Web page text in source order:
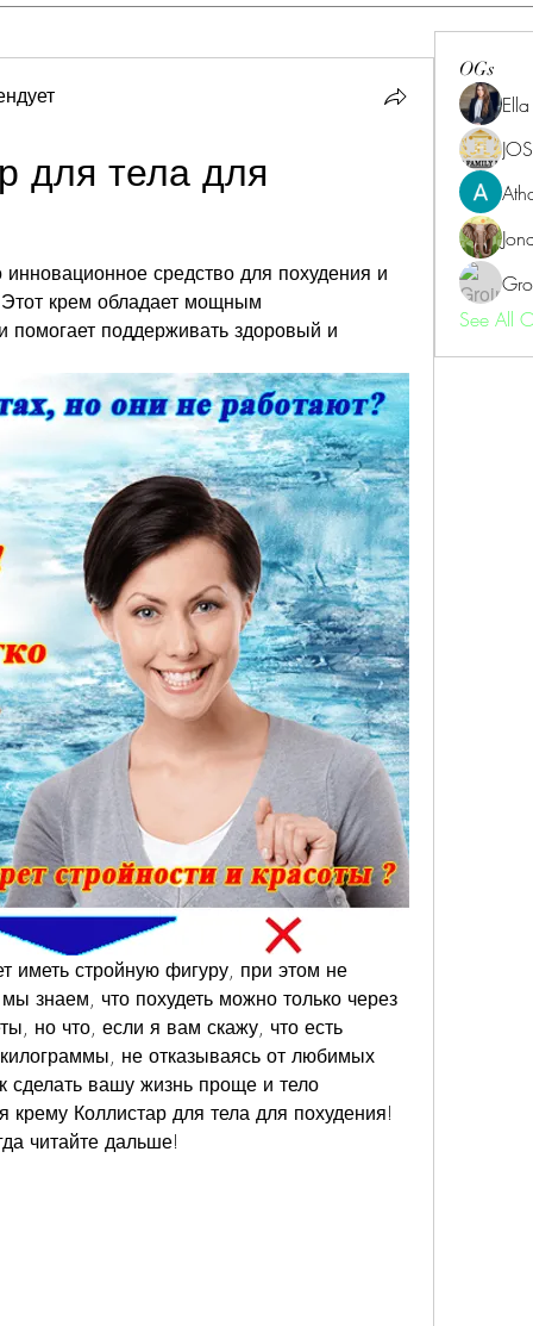
для тела для
средство для похудения и
крем обладает мощным
помогает поддерживать здоровый и
иметь стройную фигуру, при этом не
знаем, что похудеть можно только через
но что, если я вам скажу, что есть
не отказываясь от любимых
сделать вашу жизнь проще и тело
крему Коллистар для тела для похудения!
читайте дальше!
OGs
See All